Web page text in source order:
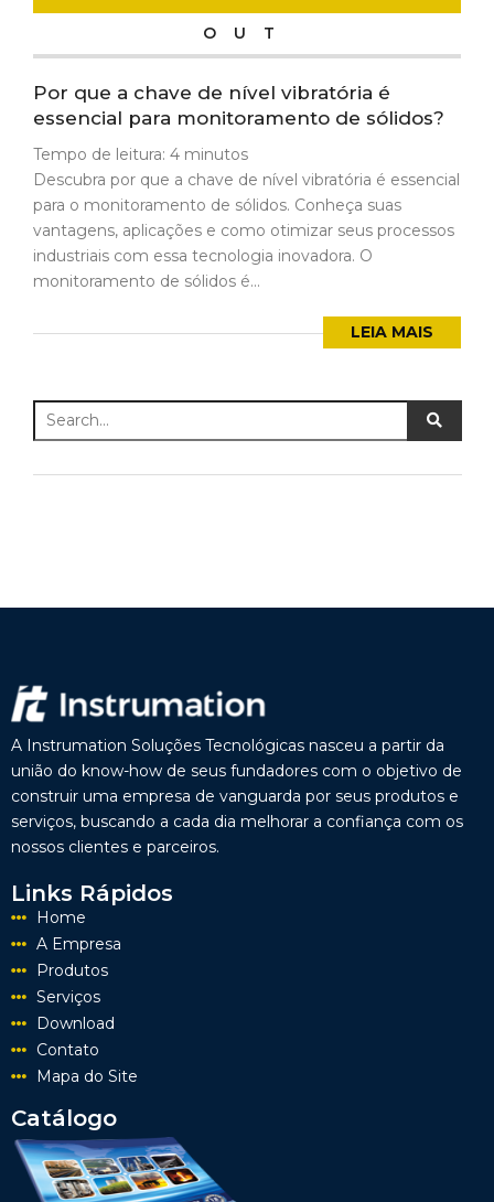
OUT
Por que a chave de nível vibratória é
essencial para monitoramento de sólidos?
Tempo de leitura: 4 minutos
Descubra por que a chave de nível vibratória é essencial
para o monitoramento de sólidos. Conheça suas
vantagens, aplicações e como otimizar seus processos
industriais com essa tecnologia inovadora. O
monitoramento de sólidos é...
LEIA MAIS
A Instrumation Soluções Tecnológicas nasceu a partir da
união do know-how de seus fundadores com o objetivo de
construir uma empresa de vanguarda por seus produtos e
serviços, buscando a cada dia melhorar a confiança com os
nossos clientes e parceiros.
Links Rápidos
Home
A Empresa
Produtos
Serviços
Download
Contato
Mapa do Site
Catálogo